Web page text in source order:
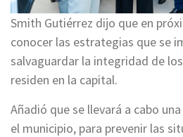
Smith Gutiérrez dijo que en
conocer las estrategias que se
salvaguardar la integridad de
residen en la capital.
Añadió que se llevará a cabo
el municipio, para prevenir las